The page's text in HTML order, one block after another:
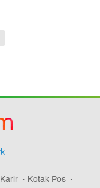
Karir
Kotak Pos